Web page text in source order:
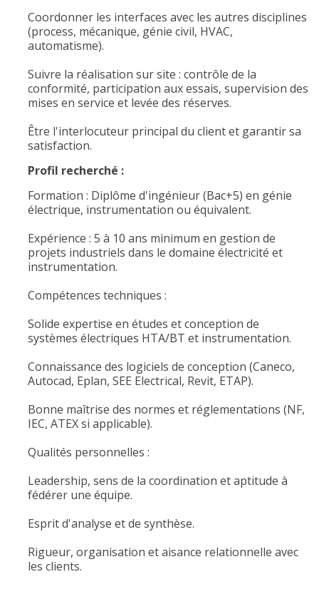
Coordonner les interfaces avec les autres disciplines
(process, mécanique, génie civil, HVAC,
automatisme).
Suivre la réalisation sur site : contrôle de la
conformité, participation aux essais, supervision des
mises en service et levée des réserves.
Être l'interlocuteur principal du client et garantir sa
satisfaction.
Profil recherché :
Formation : Diplôme d'ingénieur (Bac+5) en génie
électrique, instrumentation ou équivalent.
Expérience : 5 à 10 ans minimum en gestion de
projets industriels dans le domaine électricité et
instrumentation.
Compétences techniques :
Solide expertise en études et conception de
systèmes électriques HTA/BT et instrumentation.
Connaissance des logiciels de conception (Caneco,
Autocad, Eplan, SEE Electrical, Revit, ETAP).
Bonne maîtrise des normes et réglementations (NF,
IEC, ATEX si applicable).
Qualités personnelles :
Leadership, sens de la coordination et aptitude à
fédérer une équipe.
Esprit d'analyse et de synthèse.
Rigueur, organisation et aisance relationnelle avec
les clients.